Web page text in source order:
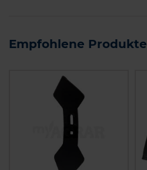
Empfohlene Produkte